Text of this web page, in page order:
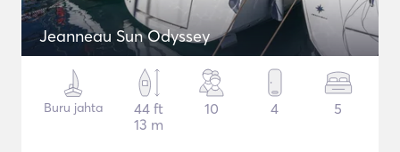
Jeanneau Sun Odyssey
Buru jahta
44 ft
13 m
10 4 5